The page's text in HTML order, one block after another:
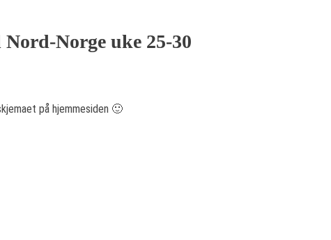
Norge uke 25-30
på hjemmesiden 🙂